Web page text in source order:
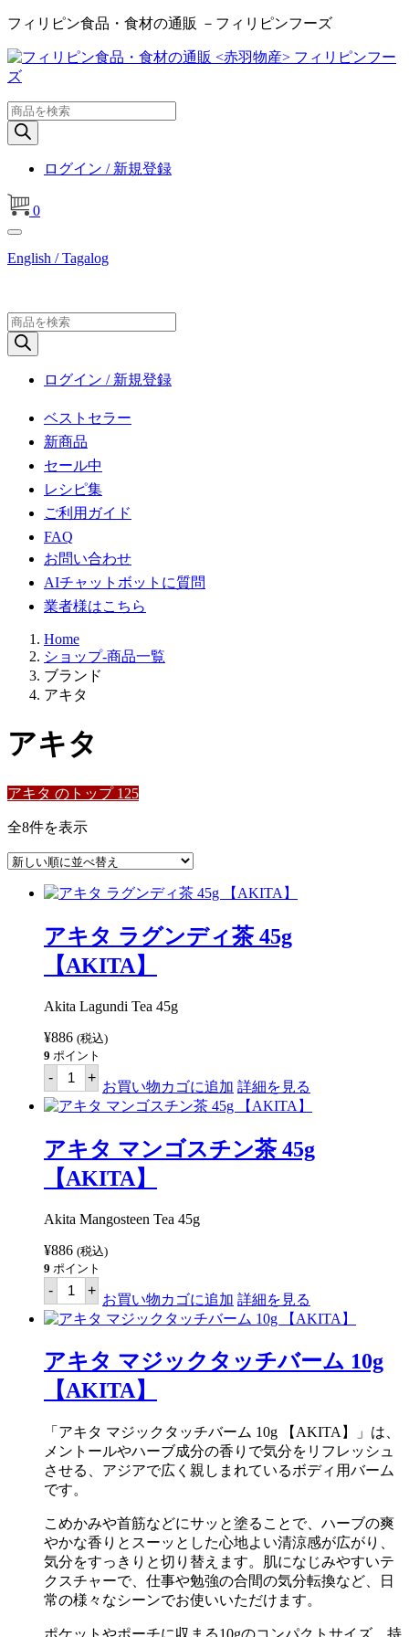
フィリピン食品・食材の通販 －フィリピンフーズ
商
品
検
ログイン / 新規登録
0
English / Tagalog
商
品
検
ログイン / 新規登録
ベストセラー
新商品
セール中
レシピ集
ご利用ガイド
FAQ
お問い合わせ
AIチャットボットに質問
業者様はこちら
Home
ショップ-商品一覧
ブランド
アキタ
アキタ
アキタ のトップ 125
全8件を表示新
い
順
アキタ ラグンディ茶 45g
【AKITA】
Akita Lagundi Tea 45g
¥886 (税込)
9 ポイント
- ア
キ
タ
ラ
ン
デ
ィ
茶
【AKITA】
+
お買い物カゴに追加 詳細を見る
アキタ マンゴスチン茶 45g
【AKITA】
Akita Mangosteen Tea 45g
¥886 (税込)
9 ポイント
- ア
キ
タ
マ
ゴ
ス
チ
ン
45g
【AKITA】
個
+
お買い物カゴに追加 詳細を見る
アキタ マジックタッチバーム 10g
【AKITA】
「アキタ マジックタッチバーム 10g 【AKITA】」は、
メントールやハーブ成分の香りで気分をリフレッシュ
させる、アジアで広く親しまれているボディ用バーム
です。
こめかみや首筋などにサッと塗ることで、ハーブの爽
やかな香りとスーッとした心地よい清涼感が広がり、
気分をすっきりと切り替えます。肌になじみやすいテ
クスチャーで、仕事や勉強の合間の気分転換など、日
常の様々なシーンでお使いいただけます。